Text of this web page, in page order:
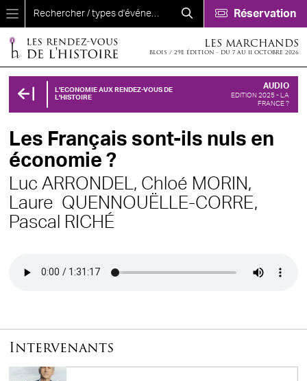
Aller au contenu principal
Réservation
LES MARCHANDS
BLOIS / 29E ÉDITION - DU 7 AU 11 OCTOBRE 2026
L'ECONOMIE AUX RENDEZ-VOUS DE
L'HISTOIRE
AUDIO
EDITION 2025 - LA
FRANCE ?
Les Français sont-ils nuls en
économie ?
Luc ARRONDEL, Chloé MORIN,
Laure QUENNOUËLLE-CORRE,
Pascal RICHÉ
Intervenants